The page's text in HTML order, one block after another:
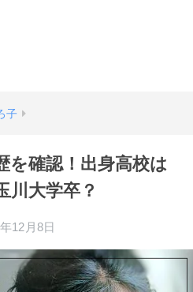
子
を確認！出身高校は
川大学卒？
12月8日